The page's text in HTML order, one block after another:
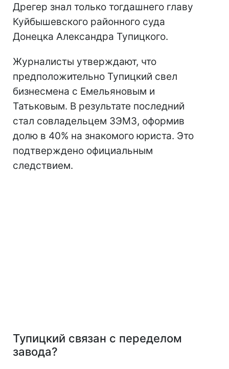
Дрегер знал только тогдашнего главу
Куйбышевского районного суда
Донецка Александра Тупицкого.
Журналисты утверждают, что
предположительно Тупицкий свел
бизнесмена с Емельяновым и
Татьковым. В результате последний
стал совладельцем ЗЭМЗ, оформив
долю в 40% на знакомого юриста. Это
подтверждено официальным
следствием.
Тупицкий связан с переделом
завода?